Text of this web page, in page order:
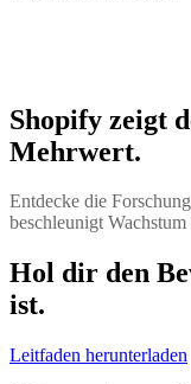
Shopify zeigt
Mehrwert.
Entdecke die
beschleunigt
Hol dir den
ist.
Leitfaden herunterladen